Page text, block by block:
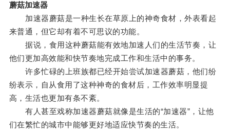
蘑菇加速器
加速器蘑菇是一种生长在草原上的神奇食材，外表看起
来普通，但它却有着不可思议的功能。
据说，食用这种蘑菇能有效地加速人们的生活节奏，让
他们更加高效能和快节奏地完成工作和生活中的事务。
许多忙碌的上班族都已经开始尝试加速器蘑菇，他们纷
纷表示，自从食用了这种神奇的食材后，工作效率明显提
高，生活也更加有条不紊。
有人甚至戏称加速器蘑菇就像是生活的“加速器”，让他
们在繁忙的城市中能够更好地适应快节奏的生活。